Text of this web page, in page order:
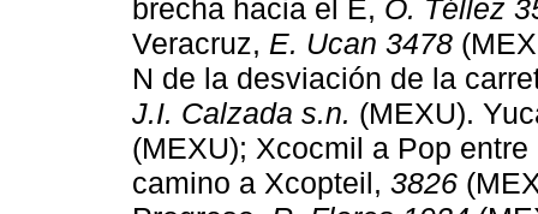
brecha hacia el E, O. Téllez
Veracruz, E. Ucan 3478
N de la desviación de la
J.I. Calzada s.n. (MEXU).
(MEXU); Xcocmil a Pop
camino a Xcopteil, 3826